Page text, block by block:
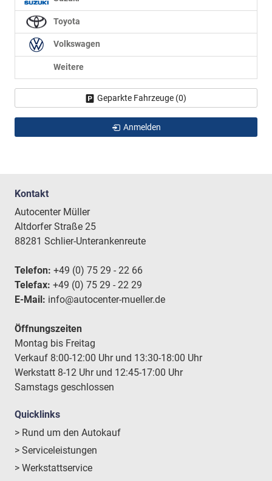
Toyota
Volkswagen
Weitere
Geparkte Fahrzeuge (0)
Anmelden
Kontakt
Autocenter Müller
Altdorfer Straße 25
88281 Schlier-Unterankenreute
Telefon: +49 (0) 75 29 - 22 66
Telefax: +49 (0) 75 29 - 22 29
E-Mail: info@autocenter-mueller.de
Öffnungszeiten
Montag bis Freitag
Verkauf 8:00-12:00 Uhr und 13:30-18:00 Uhr
Werkstatt 8-12 Uhr und 12:45-17:00 Uhr
Samstags geschlossen
Quicklinks
> Rund um den Autokauf
> Serviceleistungen
> Werkstattservice